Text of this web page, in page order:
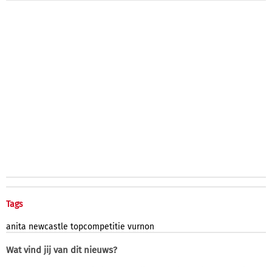
Tags
anita newcastle topcompetitie vurnon
Wat vind jij van dit nieuws?